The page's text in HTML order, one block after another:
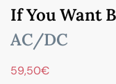
If You Want
AC/DC
59,50€